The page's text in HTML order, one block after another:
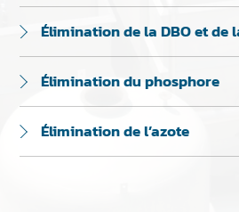
Élimination de la DBO et de
Élimination du phosphore
Élimination de l’azote